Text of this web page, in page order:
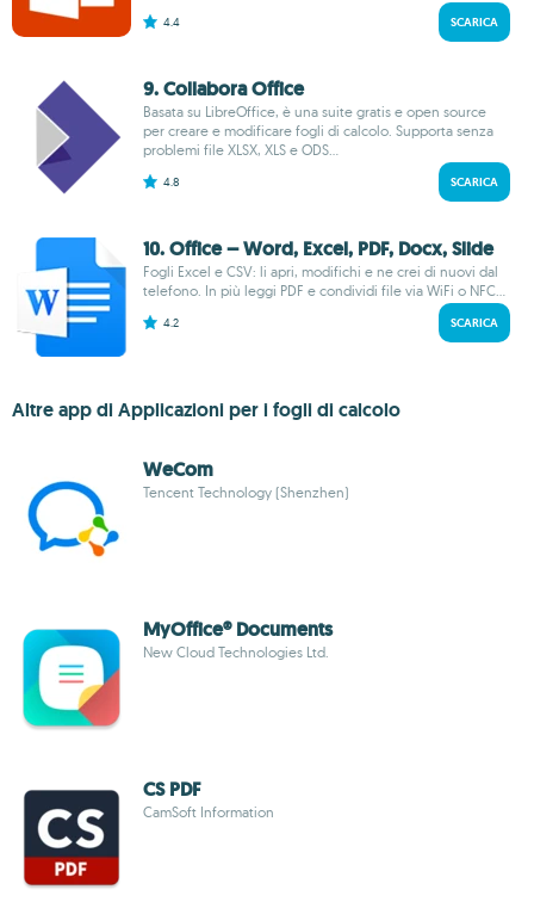
4.4 SCARICA
9. Collabora Office
Basata su LibreOffice, è una suite gratis e open source
per creare e modificare fogli di calcolo. Supporta senza
problemi file XLSX, XLS e ODS...
4.8 SCARICA
10. Office – Word, Excel, PDF, Docx, Slide
Fogli Excel e CSV: li apri, modifichi e ne crei di nuovi dal
telefono. In più leggi PDF e condividi file via WiFi o NFC...
4.2 SCARICA
Altre app di Applicazioni per i fogli di calcolo
WeCom
Tencent Technology (Shenzhen)
MyOffice® Documents
New Cloud Technologies Ltd.
CS PDF
CamSoft Information